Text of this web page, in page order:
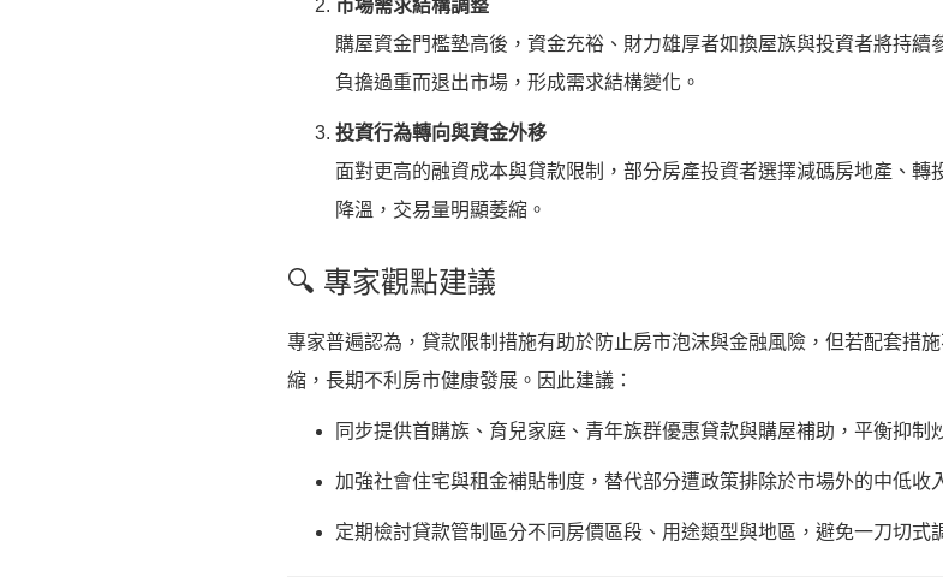
市場需求結構調整
購屋資金門檻墊高後，資金充裕、財力雄厚者如換屋族與投資者將持
負擔過重而退出市場，形成需求結構變化。
投資行為轉向與資金外移
面對更高的融資成本與貸款限制，部分房產投資者選擇減碼房地產、
降溫，交易量明顯萎縮。
🔍 專家觀點建議
專家普遍認為，貸款限制措施有助於防止房市泡沫與金融風險，但若配套措
縮，長期不利房市健康發展。因此建議：
同步提供首購族、育兒家庭、青年族群優惠貸款與購屋補助，平衡抑制
加強社會住宅與租金補貼制度，替代部分遭政策排除於市場外的中低收
定期檢討貸款管制區分不同房價區段、用途類型與地區，避免一刀切式